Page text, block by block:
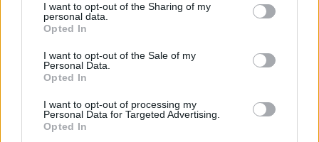
I want to opt-out of the Sharing of my
personal data.
Opted In
I want to opt-out of the Sale of my
Personal Data.
Opted In
I want to opt-out of processing my
Personal Data for Targeted Advertising.
Opted In